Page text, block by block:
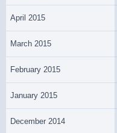
April 2015
March 2015
February 2015
January 2015
December 2014